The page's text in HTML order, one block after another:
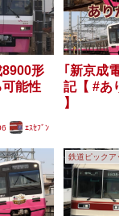
8900形
能性
ｴｽｾﾌﾞﾝ
｢新京成
記【 #あ
】
鉄道ピックア